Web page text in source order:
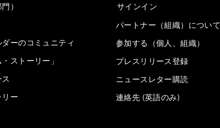
）
ーのコミュニティ
ストーリー」
リー
サインイン
パートナー（組織）につい
参加する（個人、組織）
プレスリリース登録
ニュースレター購読
連絡先 (英語のみ)